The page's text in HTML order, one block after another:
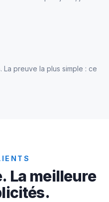
La preuve la plus simple : ce
La meilleure